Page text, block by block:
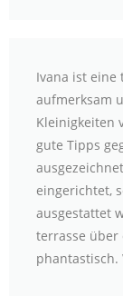
Ivana ist eine
aufmerksam
Kleinigkeiten
gute Tipps
eingerichtet,
ausgestattet
terrasse über
phantastisch.